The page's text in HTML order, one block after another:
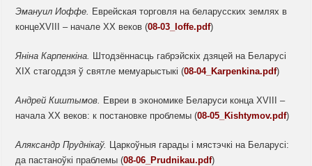
Эмануил Иоффе. Еврейская торговля на беларусских землях в
концеXVIII – начале XX веков (08-03_Ioffe.pdf)
Яніна Карпенкіна. Штодзённасць габрэйскіх дзяцей на Беларусі
ХІХ стагоддзя ў святле мемуарыстыкі (08-04_Karpenkina.pdf)
АндрейКиштымов. Евреи в экономике Беларуси конца XVIII –
начала ХХ веков: к постановке проблемы (08-05_Kishtymov.pdf)
АляксандрПруднікаў. Царкоўныя гарады і мястэчкі на Беларусі:
да пастаноўкі праблемы (08-06_Prudnikau.pdf)